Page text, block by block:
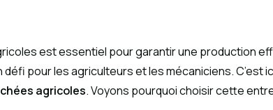
est essentiel pour garantir une production
pour les agriculteurs et les mécaniciens. C’est
agricoles. Voyons pourquoi choisir cette